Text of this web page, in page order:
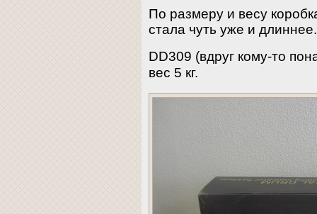
По размеру и весу
стала чуть уже и
DD309 (вдруг кому-то
вес 5 кг.